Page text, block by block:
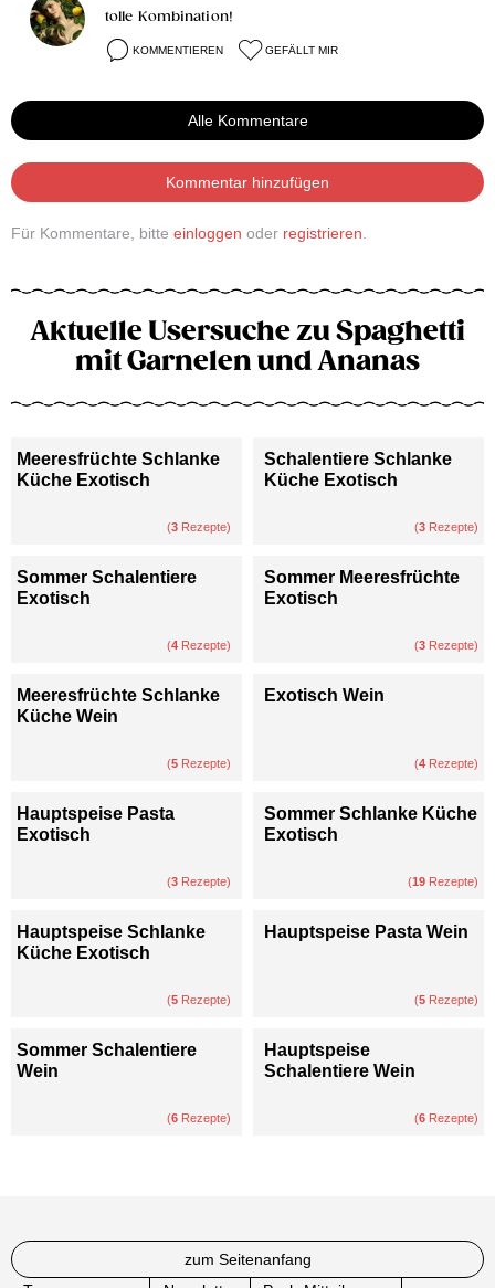
tolle Kombination!
KOMMENTIEREN GEFÄLLT MIR
Alle Kommentare
Kommentar hinzufügen
Für Kommentare, bitte einloggen oder registrieren
Aktuelle Usersuche zu Spaghetti
mit Garnelen und Ananas
Meeresfrüchte Schlanke
Küche Exotisch
(3 Rezepte)
Schalentiere Schlanke
Küche Exotisch
(3 Rezepte)
Sommer Schalentiere
Exotisch
(4 Rezepte)
Sommer Meeresfrüchte
Exotisch
(3 Rezepte)
Meeresfrüchte Schlanke
Küche Wein
(5 Rezepte)
Exotisch Wein
(4 Rezepte)
Hauptspeise Pasta
Exotisch
(3 Rezepte)
Sommer Schlanke Küche
Exotisch
(19 Rezepte)
Hauptspeise Schlanke
Küche Exotisch
(5 Rezepte)
Hauptspeise Pasta Wein
(5 Rezepte)
Sommer Schalentiere
Wein
(6 Rezepte)
Hauptspeise
Schalentiere Wein
(6 Rezepte)
zum Seitenanfang